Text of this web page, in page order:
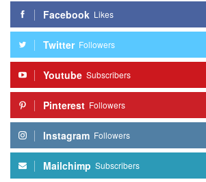
Facebook Likes
Twitter Followers
Youtube Subscribers
Pinterest Followers
Instagram Followers
Mailchimp Subscribers